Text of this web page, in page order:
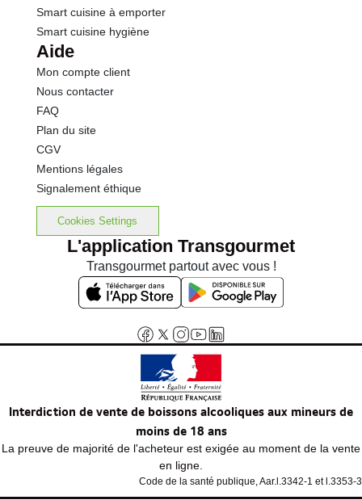
Smart cuisine à emporter
Smart cuisine hygiène
Aide
Mon compte client
Nous contacter
FAQ
Plan du site
CGV
Mentions légales
Signalement éthique
Cookies Settings
L'application Transgourmet
Transgourmet partout avec vous !
Interdiction de vente de boissons alcooliques aux mineurs de
moins de 18 ans
La preuve de majorité de l'acheteur est exigée au moment de la vente
en ligne.
Code de la santé publique, Aar.l.3342-1 et l.3353-3